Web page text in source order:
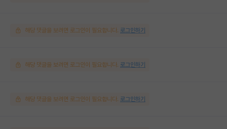
해당 댓글을 보려면 로그인이 필요합니다. 로그인하기
해당 댓글을 보려면 로그인이 필요합니다. 로그인하기
해당 댓글을 보려면 로그인이 필요합니다. 로그인하기